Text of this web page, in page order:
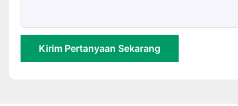
Kirim Pertanyaan Sekarang